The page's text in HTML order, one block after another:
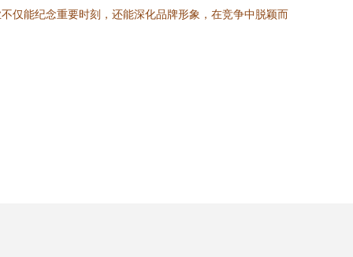
仅能纪念重要时刻，还能深化品牌形象，在竞争中脱颖而